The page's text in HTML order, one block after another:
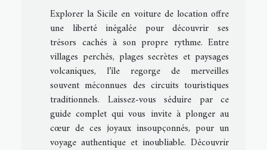
Explorer la Sicile en voiture de location offre
une liberté inégalée pour découvrir ses
trésors cachés à son propre rythme. Entre
villages perchés, plages secrètes et paysages
volcaniques, l’île regorge de merveilles
souvent méconnues des circuits touristiques
traditionnels. Laissez-vous séduire par ce
guide complet qui vous invite à plonger au
cœur de ces joyaux insoupçonnés, pour un
voyage authentique et inoubliable. Découvrir